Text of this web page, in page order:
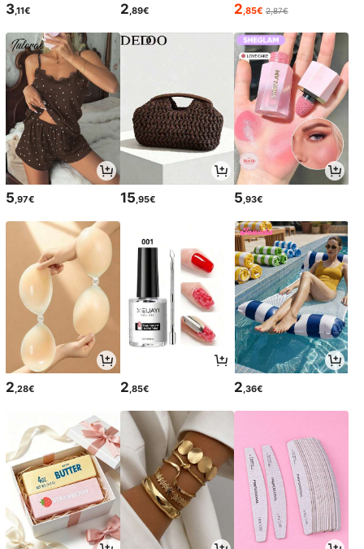
3,11€ 2,89€ 2,85€ 2,87€
5,97€ 15,95€ 5,93€
2 ,28€ 2 ,85€ 2 ,36€